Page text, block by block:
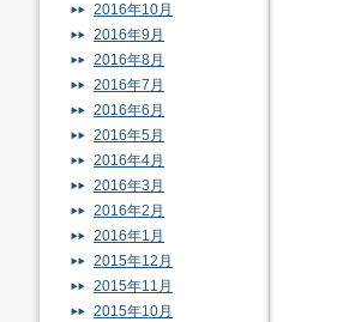
2016年10月
2016年9月
2016年8月
2016年7月
2016年6月
2016年5月
2016年4月
2016年3月
2016年2月
2016年1月
2015年12月
2015年11月
2015年10月